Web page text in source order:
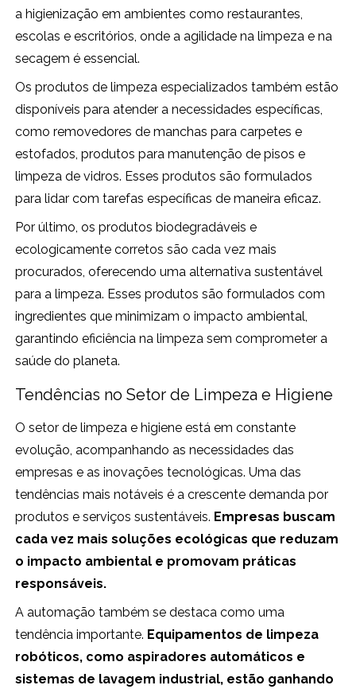
a higienização em ambientes como restaurantes,
escolas e escritórios, onde a agilidade na limpeza e na
secagem é essencial.
Os produtos de limpeza especializados também estão
disponíveis para atender a necessidades específicas,
como removedores de manchas para carpetes e
estofados, produtos para manutenção de pisos e
limpeza de vidros. Esses produtos são formulados
para lidar com tarefas específicas de maneira eficaz.
Por último, os produtos biodegradáveis e
ecologicamente corretos são cada vez mais
procurados, oferecendo uma alternativa sustentável
para a limpeza. Esses produtos são formulados com
ingredientes que minimizam o impacto ambiental,
garantindo eficiência na limpeza sem comprometer a
saúde do planeta.
Tendências no Setor de Limpeza e Higiene
O setor de limpeza e higiene está em constante
evolução, acompanhando as necessidades das
empresas e as inovações tecnológicas. Uma das
tendências mais notáveis é a crescente demanda por
produtos e serviços sustentáveis. Empresas buscam
cada vez mais soluções ecológicas que reduzam
o impacto ambiental e promovam práticas
responsáveis.
A automação também se destaca como uma
tendência importante. Equipamentos de limpeza
robóticos, como aspiradores automáticos e
sistemas de lavagem industrial, estão ganhando